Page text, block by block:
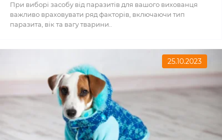
При виборі засобу від паразитів для вашого вихованця
важливо враховувати ряд факторів, включаючи тип
паразита, вік та вагу тварини..
25.10.2023